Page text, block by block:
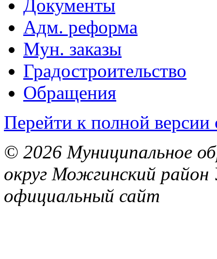
Документы
Адм. реформа
Мун. заказы
Градостроительство
Обращения
Перейти к полной версии
© 2026 Муниципальное
округ Можгинский район
официальный сайт